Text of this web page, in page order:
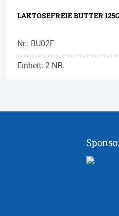
Nr.: BU02F
Einheit: 2 NR.